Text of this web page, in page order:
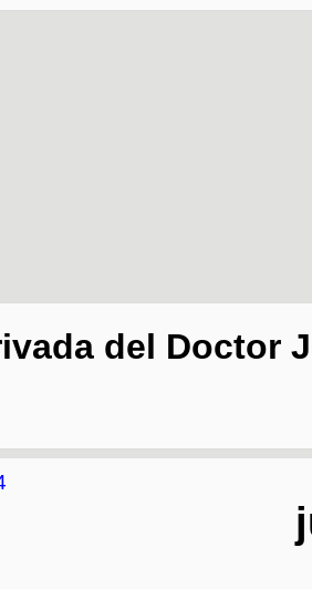
del Doctor